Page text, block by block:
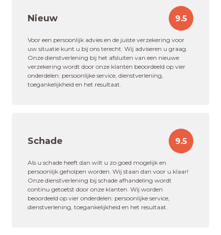
Nieuw 9.5
Voor een persoonlijk advies en de juiste verzekering voor
uw situatie kunt u bij ons terecht. Wij adviseren u graag.
Onze dienstverlening bij het afsluiten van een nieuwe
verzekering wordt door onze klanten beoordeeld op vier
onderdelen: persoonlijke service, dienstverlening,
toegankelijkheid en het resultaat.
Schade 9.5
Als u schade heeft dan wilt u zo goed mogelijk en
persoonlijk geholpen worden. Wij staan dan voor u klaar!
Onze dienstverlening bij schade afhandeling wordt
continu getoetst door onze klanten. Wij worden
beoordeeld op vier onderdelen: persoonlijke service,
dienstverlening, toegankelijkheid en het resultaat.